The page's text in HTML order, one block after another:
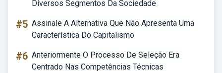
Diversos Segmentos Da Sociedade
#5 Assinale A Alternativa Que Não Apresenta Uma
Característica Do Capitalismo
#6 Anteriormente O Processo De Seleção Era
Centrado Nas Competências Técnicas